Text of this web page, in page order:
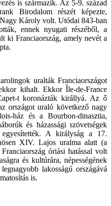
is származik. Az 5-9. század
Birodalom részét képezte,
Károly volt. Utódai 843-ban
ennek nyugati részéből, a
ki Franciaország, amely nevét a
uralták Franciaországot
kihalt. Ekkor Île-de-France
t koronázták királlyá. Az ő
országot uraló következő nagy
ház és a Bourbon-dinasztia,
és házassági szövetségek
A királyság a 17.
XIV. Lajos uralma alatt (a
óriási hatással volt
és kultúrára, népességének
lakosságú országává
is.